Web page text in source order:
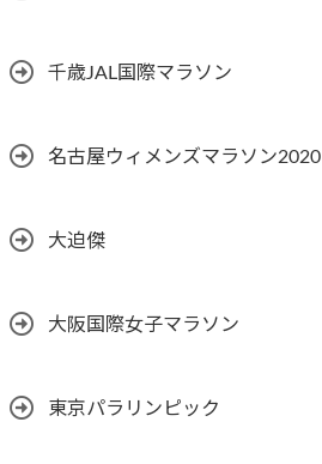
千歳JAL国際マラソン
名古屋ウィメンズマラソン2020
大迫傑
大阪国際女子マラソン
東京パラリンピック